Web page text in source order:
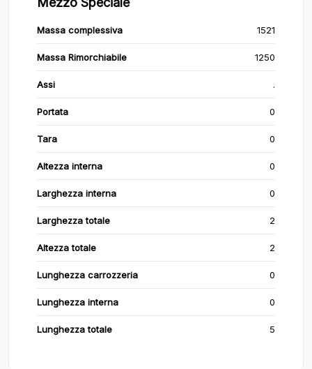
Massa complessiva 1521
Massa Rimorchiabile 1250
Assi .
Portata 0
Tara 0
Altezza interna 0
Larghezza interna 0
Larghezza totale 2
Altezza totale 2
Lunghezza carrozzeria 0
Lunghezza interna 0
Lunghezza totale 5